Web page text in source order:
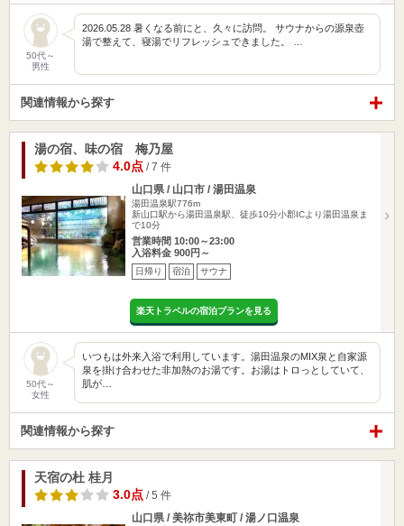
50代～
男性
2026.05.28 暑くなる前にと、久々に訪問。 サウナからの源泉壺
湯で整えて、寝湯でリフレッシュできました。 …
関連情報から探す
湯の宿、味の宿 梅乃屋
4.0点 / 7 件
山口県 / 山口市 / 湯田温泉
湯田温泉駅776m
新山口駅から湯田温泉駅、徒歩10分小郡ICより湯田温泉ま
で10分
営業時間 10:00～23:00
入浴料金 900円～
日帰り 宿泊 サウナ
楽天トラベルの宿泊プランを見る
50代～
女性
いつもは外来入浴で利用しています。湯田温泉のMIX泉と自家源
泉を掛け合わせた非加熱のお湯です。お湯はトロっとしていて、
肌が…
関連情報から探す
天宿の杜 桂月
3.0点 / 5 件
山口県 / 美祢市美東町 / 湯ノ口温泉